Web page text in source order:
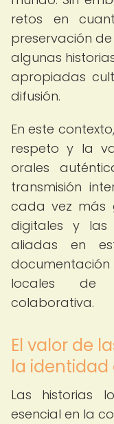
retos en
preservación
algunas
apropiadas
difusión.
En este
respeto y la
orales
transmisión
cada vez más
digitales y las
aliadas en
locales de
colaborativa.
El valor de
la
Las historias
esencial en la